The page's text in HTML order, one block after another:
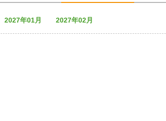
2027年01月 2027年02月